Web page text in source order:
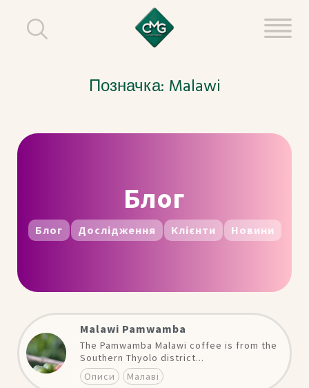
Позначка: Malawi
Блог
Блог Дослідження Клієнти Новини
Malawi Pamwamba
The Pamwamba Malawi coffee is from the
Southern Thyolo district...
Описи
Малаві